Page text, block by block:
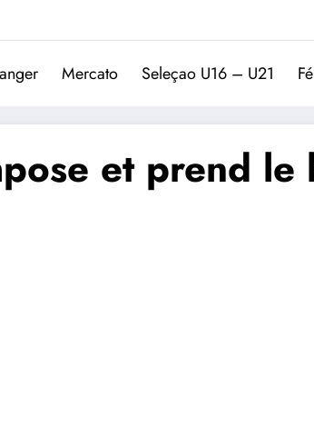
Trivela
L'actualité du
Mercato Seleçao U16 – U21
et prend